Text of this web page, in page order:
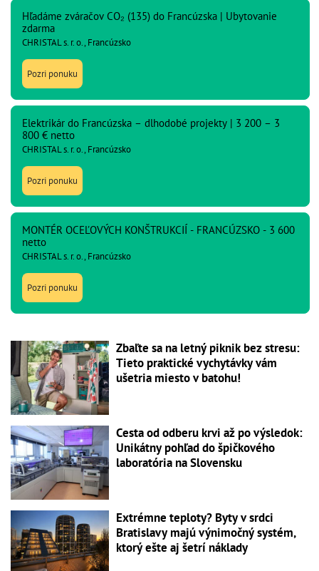
Hľadáme zváračov CO₂ (135) do Francúzska | Ubytovanie
zdarma
CHRISTAL s. r. o., Francúzsko
Pozri ponuku
Elektrikár do Francúzska – dlhodobé projekty | 3 200 – 3
800 € netto
CHRISTAL s. r. o., Francúzsko
Pozri ponuku
MONTÉR OCEĽOVÝCH KONŠTRUKCIÍ - FRANCÚZSKO - 3 600
netto
CHRISTAL s. r. o., Francúzsko
Pozri ponuku
Zbaľte sa na letný piknik bez stresu:
Tieto praktické vychytávky vám
ušetria miesto v batohu!
Cesta od odberu krvi až po výsledok:
Unikátny pohľad do špičkového
laboratória na Slovensku
Extrémne teploty? Byty v srdci
Bratislavy majú výnimočný systém,
ktorý ešte aj šetrí náklady